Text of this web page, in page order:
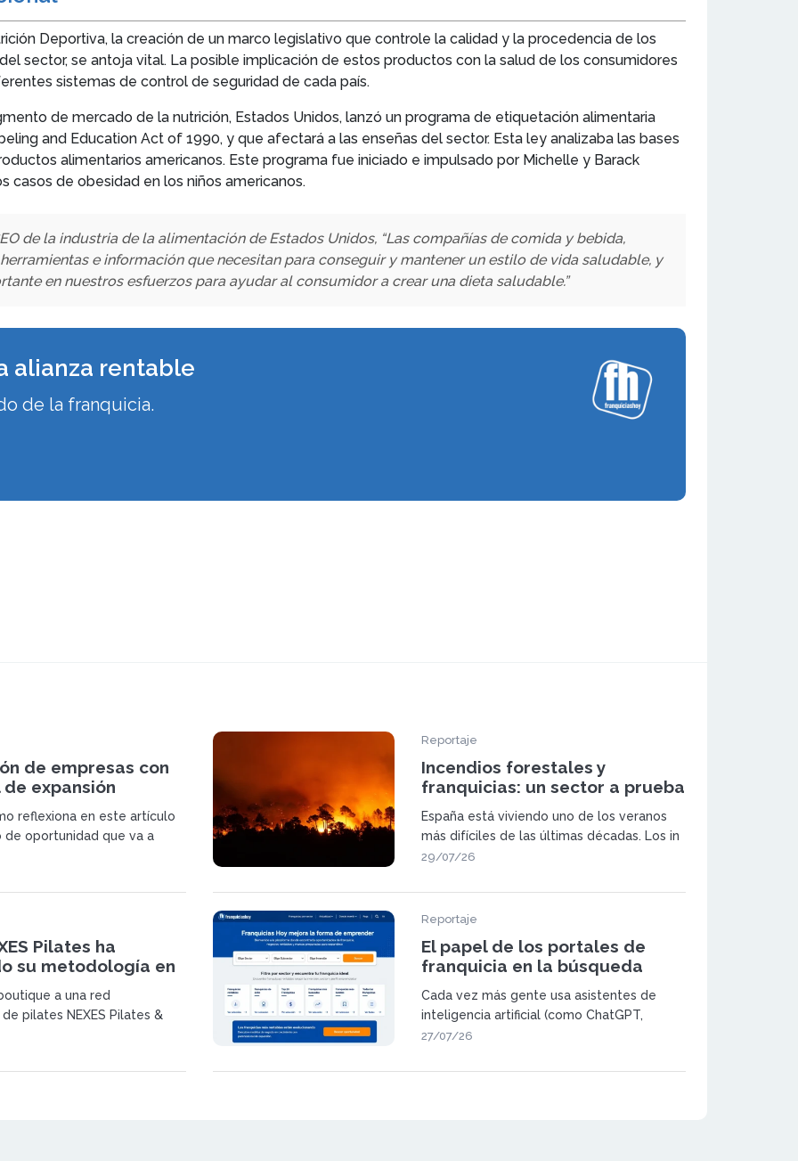
Deportiva, la creación de un marco legislativo que controle la calidad y la procedencia de los
sector, se antoja vital. La posible implicación de estos productos con la salud de los consumidores
sistemas de control de seguridad de cada país.
de mercado de la nutrición, Estados Unidos, lanzó un programa de etiquetación alimentaria
and Education Act of 1990, y que afectará a las enseñas del sector. Esta ley analizaba las bases
alimentarios americanos. Este programa fue iniciado e impulsado por Michelle y Barack
casos de obesidad en los niños americanos.
de la industria de la alimentación de Estados Unidos, “Las compañías de comida y bebida,
e información que necesitan para conseguir y mantener un estilo de vida saludable, y
en nuestros esfuerzos para ayudar al consumidor a crear una dieta saludable.”
alianza rentable
de la franquicia.
de empresas con
expansión
reflexiona en este artículo
de oportunidad que va a
Reportaje
Incendios forestales y
franquicias: un sector a prueba
España está viviendo uno de los veranos
más difíciles de las últimas décadas. Los in
29/07/26
Pilates ha
su metodología en
23 centros en
a una red
pilates NEXES Pilates &
f
Reportaje
El papel de los portales de
franquicia en la búsqueda
generativa
Cada vez más gente usa asistentes de
inteligencia artificial (como ChatGPT,
Gemini o las
27/07/26